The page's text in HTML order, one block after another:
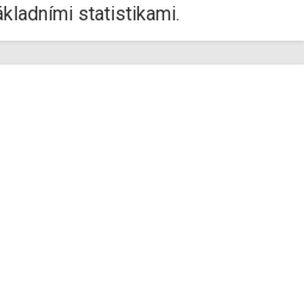
statistikami.